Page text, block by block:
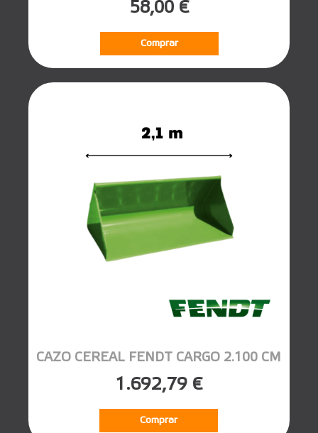
58,00 €
Comprar
CAZO CEREAL FENDT CARGO 2.100 CM
1.692,79 €
Comprar